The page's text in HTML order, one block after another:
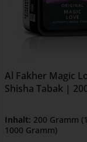
Al Fakher Magic
Shisha Tabak |
Inhalt: 200 Gramm
1000 Gramm)